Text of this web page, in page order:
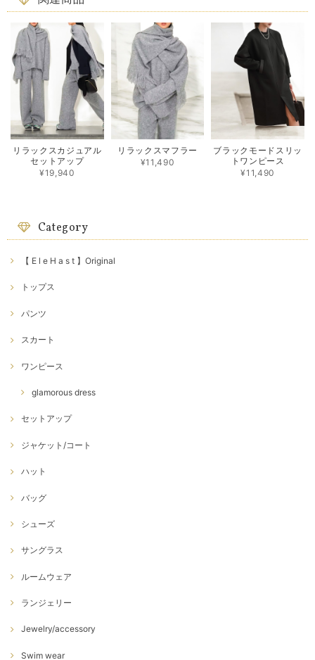
リラックスカジュアル
セットアップ
¥19,940
リラックスマフラー
¥11,490
ブラックモードスリッ
トワンピース
¥11,490
Category
【 E l e H a s t 】Original
トップス
パンツ
スカート
ワンピース
glamorous dress
セットアップ
ジャケット/コート
ハット
バッグ
シューズ
サングラス
ルームウェア
ランジェリー
Jewelry/accessory
Swim wear